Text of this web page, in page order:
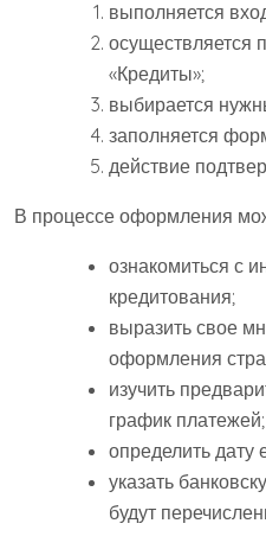
выполняется
осуществляется
«Кредиты»;
выбирается
заполняется
действие
В процессе оформления
ознакомиться с
кредитования;
выразить свое
оформления
изучить
график платежей;
определить дату
указать
будут